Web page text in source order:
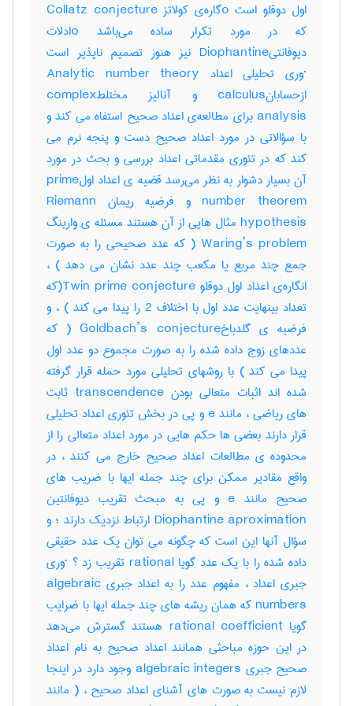
اول دوقلو است oگاره‌ی کولاتز Collatz conjecture
که در مورد تکرار ساده می‌باشد oادلات
دیوفانتیDiophantine نیز هنوز تصمیم ناپذیر است
·وری تحلیلی اعداد Analytic number theory
ازحسابانcalculus و آنالیز مختلطcomplex
analysis برای مطالعه‌ی اعداد صحیح استفاه می کند و
با سؤالاتی در مورد اعداد صحیح دست و پنجه نرم می
کند که در تئوری مقدماتی اعداد بررسی و بحث در مورد
آن بسیار دشوار به نظر می‌رسد قضیه ی اعداد اولprime
number theorem و فرضیه ریمان Riemann
hypothesis مثال هایی از آن هستند مسئله ی وارینگ
Waring’s problem ( که عدد صحیحی را به صورت
جمع چند مربع یا مکعب چند عدد نشان می دهد ) ،
انگاره‌ی اعداد اول دوقلو Twin prime conjecture(که
تعداد بینهایت عدد اول با اختلاف 2 را پیدا می کند ) ، و
فرضیه ی گلدباخGoldbach’s conjecture ( که
عددهای زوج داده شده را به صورت مجموع دو عدد اول
پیدا می کند ) با روشهای تحلیلی مورد حمله قرار گرفته
شده اند اثبات متعالی بودن transcendence ثابت
های ریاضی ، مانند e و پی در بخش تئوری اعداد تحلیلی
قرار دارند بعضی ها حکم هایی در مورد اعداد متعالی را از
محدوده ی مطالعات اعداد صحیح خارج می کنند ، در
واقع مقادیر ممکن برای چند جمله ایها با ضریب های
صحیح مانند e و پی به مبحث تقریب دیوفانتین
Diophantine aproximation ارتباط نزدیک دارند ؛ و
سؤال آنها این است که چگونه می توان یک عدد حقیقی
داده شده را با یک عدد گویا rational تقریب زد ؟ ·وری
جبری اعداد ، مفهوم عدد را به اعداد جبری algebraic
numbers که همان ریشه های چند جمله ایها با ضرایب
گویا rational coefficient هستند گسترش می‌دهد
در این حوزه مباحثی همانند اعداد صحیح به نام اعداد
صحیح جبری algebraic integers وجود دارد در اینجا
لازم نیست به صورت های آشنای اعداد صحیح ، ( مانند